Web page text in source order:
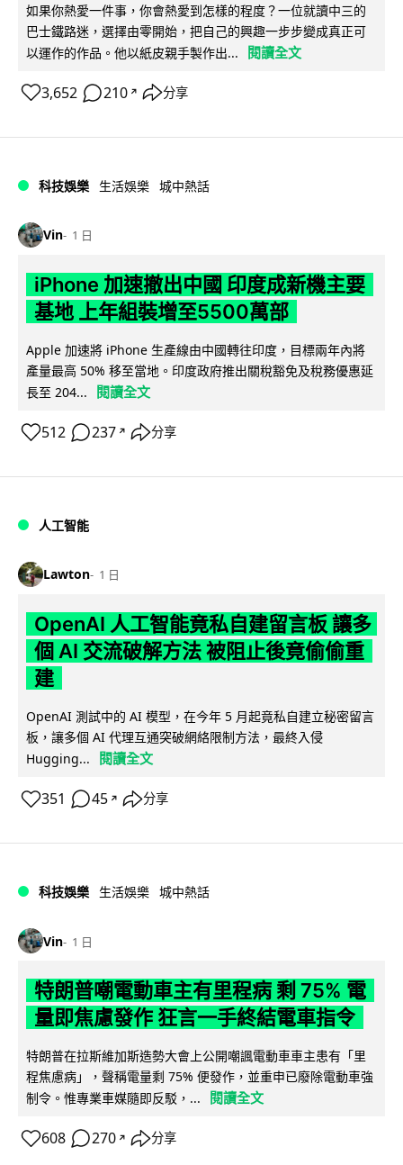
如果你熱愛一件事，你會熱愛到怎樣的程度？一位就讀中三的
巴士鐵路迷，選擇由零開始，把自己的興趣一步步變成真正可
以運作的作品。他以紙皮親手製作出...
閱讀全文
3,652 210 ↗ 分享
科技娛樂 生活娛樂 城中熱話
Vin 1 日
iPhone 加速撤出中國 印度成新機主要
基地 上年組裝增至5500萬部
Apple 加速將 iPhone 生產線由中國轉往印度，目標兩年內將
產量最高 50% 移至當地。印度政府推出關稅豁免及稅務優惠延
長至 204...
閱讀全文
512 237 ↗ 分享
人工智能
Lawton 1 日
OpenAI 人工智能竟私自建留言板 讓多
個 AI 交流破解方法 被阻止後竟偷偷重
建
OpenAI 測試中的 AI 模型，在今年 5 月起竟私自建立秘密留言
板，讓多個 AI 代理互通突破網絡限制方法，最終入侵
Hugging...
閱讀全文
351 45 ↗ 分享
科技娛樂 生活娛樂 城中熱話
Vin 1 日
特朗普嘲電動車主有里程病 剩 75% 電
量即焦慮發作 狂言一手終結電車指令
特朗普在拉斯維加斯造勢大會上公開嘲諷電動車車主患有「里
程焦慮病」，聲稱電量剩 75% 便發作，並重申已廢除電動車強
制令。惟專業車媒隨即反駁，...
閱讀全文
608 270 ↗ 分享